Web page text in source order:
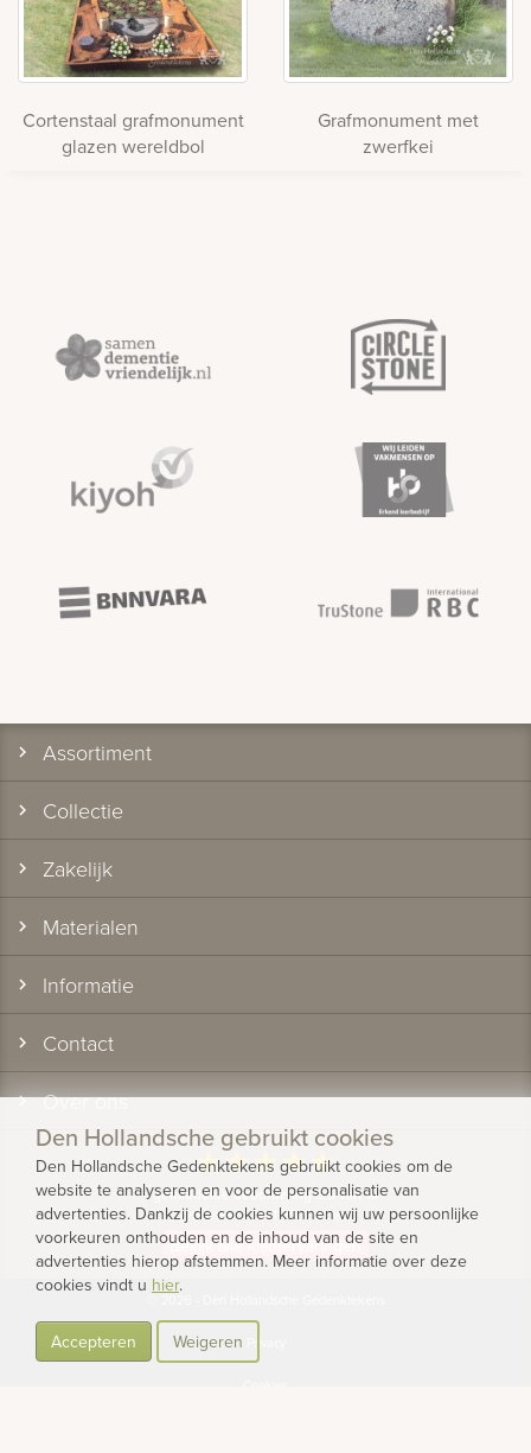
Cortenstaal grafmonument
glazen wereldbol
Grafmonument met
zwerfkei
Assortiment
Collectie
Zakelijk
Materialen
Informatie
Contact
Over ons
starstarstar starstar
gemiddelde beoordeling 9.5 van 10
gebaseerd op 1175 reviews
Bekijk alle klantervaringen
Den Hollandsche gebruikt cookies
Den Hollandsche Gedenktekens gebruikt cookies om de
website te analyseren en voor de personalisatie van
advertenties. Dankzij de cookies kunnen wij uw persoonlijke
voorkeuren onthouden en de inhoud van de site en
advertenties hierop afstemmen. Meer informatie over deze
cookies vindt u hier.
Accepteren Weigeren